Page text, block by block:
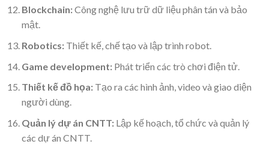
Blockchain:Công nghệ lưu trữ dữ liệu phân tán và bảo
mật.
Robotics:Thiết kế, chế tạo và lập trình robot.
Game development:Phát triển các trò chơi điện tử.
Thiết kế đồ họa:Tạo ra các hình ảnh, video và giao diện
người dùng.
Quản lý dự án CNTT:Lập kế hoạch, tổ chức và quản lý
các dự án CNTT.